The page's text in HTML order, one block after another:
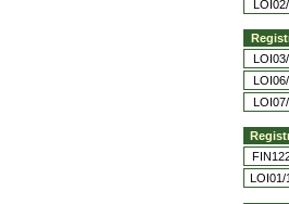
LOI01/